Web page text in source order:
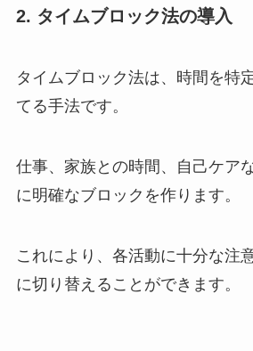
2. タイムブロック法の導入
タイムブロック法は、時間を特
てる手法です。
仕事、家族との時間、自己ケア
に明確なブロックを作ります。
これにより、各活動に十分な注
に切り替えることができます。